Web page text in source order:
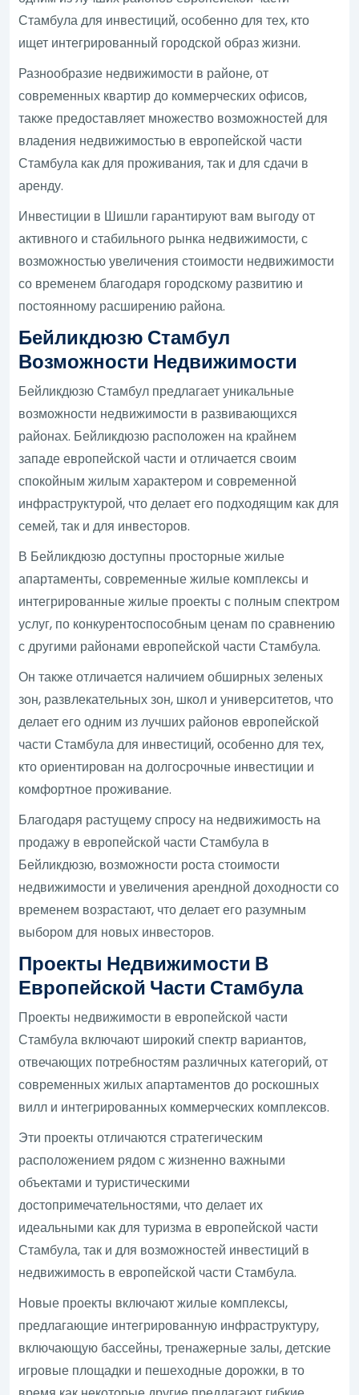
Стамбула для инвестиций, особенно для тех, кто
ищет интегрированный городской образ жизни.
Разнообразие недвижимости в районе, от
современных квартир до коммерческих офисов,
также предоставляет множество возможностей для
владения недвижимостью в европейской части
Стамбула как для проживания, так и для сдачи в
аренду.
Инвестиции в Шишли гарантируют вам выгоду от
активного и стабильного рынка недвижимости, с
возможностью увеличения стоимости недвижимости
со временем благодаря городскому развитию и
постоянному расширению района.
Бейликдюзю Стамбул
Возможности Недвижимости
Бейликдюзю Стамбул предлагает уникальные
возможности недвижимости в развивающихся
районах. Бейликдюзю расположен на крайнем
западе европейской части и отличается своим
спокойным жилым характером и современной
инфраструктурой, что делает его подходящим как для
семей, так и для инвесторов.
В Бейликдюзю доступны просторные жилые
апартаменты, современные жилые комплексы и
интегрированные жилые проекты с полным спектром
услуг, по конкурентоспособным ценам по сравнению
с другими районами европейской части Стамбула.
Он также отличается наличием обширных зеленых
зон, развлекательных зон, школ и университетов, что
делает его одним из лучших районов европейской
части Стамбула для инвестиций, особенно для тех,
кто ориентирован на долгосрочные инвестиции и
комфортное проживание.
Благодаря растущему спросу на недвижимость на
продажу в европейской части Стамбула в
Бейликдюзю, возможности роста стоимости
недвижимости и увеличения арендной доходности со
временем возрастают, что делает его разумным
выбором для новых инвесторов.
Проекты Недвижимости В
Европейской Части Стамбула
Проекты недвижимости в европейской части
Стамбула включают широкий спектр вариантов,
отвечающих потребностям различных категорий, от
современных жилых апартаментов до роскошных
вилл и интегрированных коммерческих комплексов.
Эти проекты отличаются стратегическим
расположением рядом с жизненно важными
объектами и туристическими
достопримечательностями, что делает их
идеальными как для туризма в европейской части
Стамбула, так и для возможностей инвестиций в
недвижимость в европейской части Стамбула.
Новые проекты включают жилые комплексы,
предлагающие интегрированную инфраструктуру,
включающую бассейны, тренажерные залы, детские
игровые площадки и пешеходные дорожки, в то